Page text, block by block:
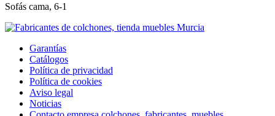
Sofás cama, 6-1
Garantías
Catálogos
Política de privacidad
Política de cookies
Aviso legal
Noticias